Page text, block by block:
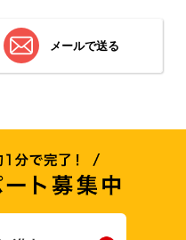
メールで送る